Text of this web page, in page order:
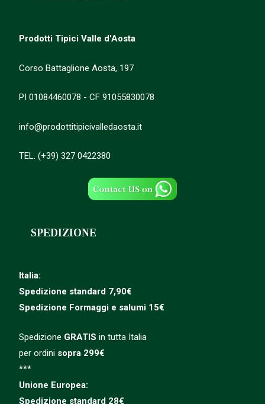
Prodotti Tipici Valle d'Aosta
Corso Battaglione Aosta, 197
PI 01084460078 - CF 91055830078
info@prodottitipicivalledaosta.it
TEL. (+39) 327 0422380
SPEDIZIONE
Italia:
Spedizione standard 7,90€
Spedizione Formaggi e salumi 15€
Spedizione GRATIS in tutta Italia
per ordini sopra 299€
***
Unione Europea:
Spedizione standard 28€